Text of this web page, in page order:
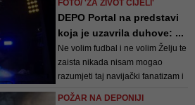
govori tek nakon incidenata
FOTO/ 'ZA ŽIVOT CIJELI'
DEPO Portal na predstavi
koja je uzavrila duhove: ...
Ne volim fudbal i ne volim Želju te
zaista nikada nisam mogao
razumjeti taj navijački fanatizam i
opčinjenost nekim klubom - sve
POŽAR NA DEPONIJI